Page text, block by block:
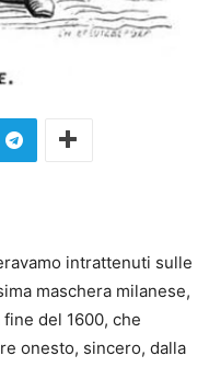
intrattenuti sulle
maschera milanese,
del 1600, che
onesto, sincero, dalla